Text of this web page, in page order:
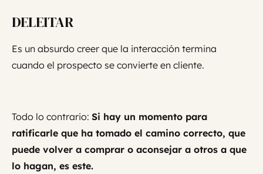
DELEITAR
Es un absurdo creer que la interacción termina
cuando el prospecto se convierte en cliente.
Todo lo contrario: Si hay un momento para
ratificarle que ha tomado el camino correcto, que
puede volver a comprar o aconsejar a otros a que
lo hagan, es este.